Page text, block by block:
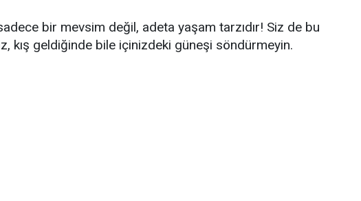
bir mevsim değil, adeta yaşam tarzıdır! Siz de bu
kış geldiğinde bile içinizdeki güneşi söndürmeyin.